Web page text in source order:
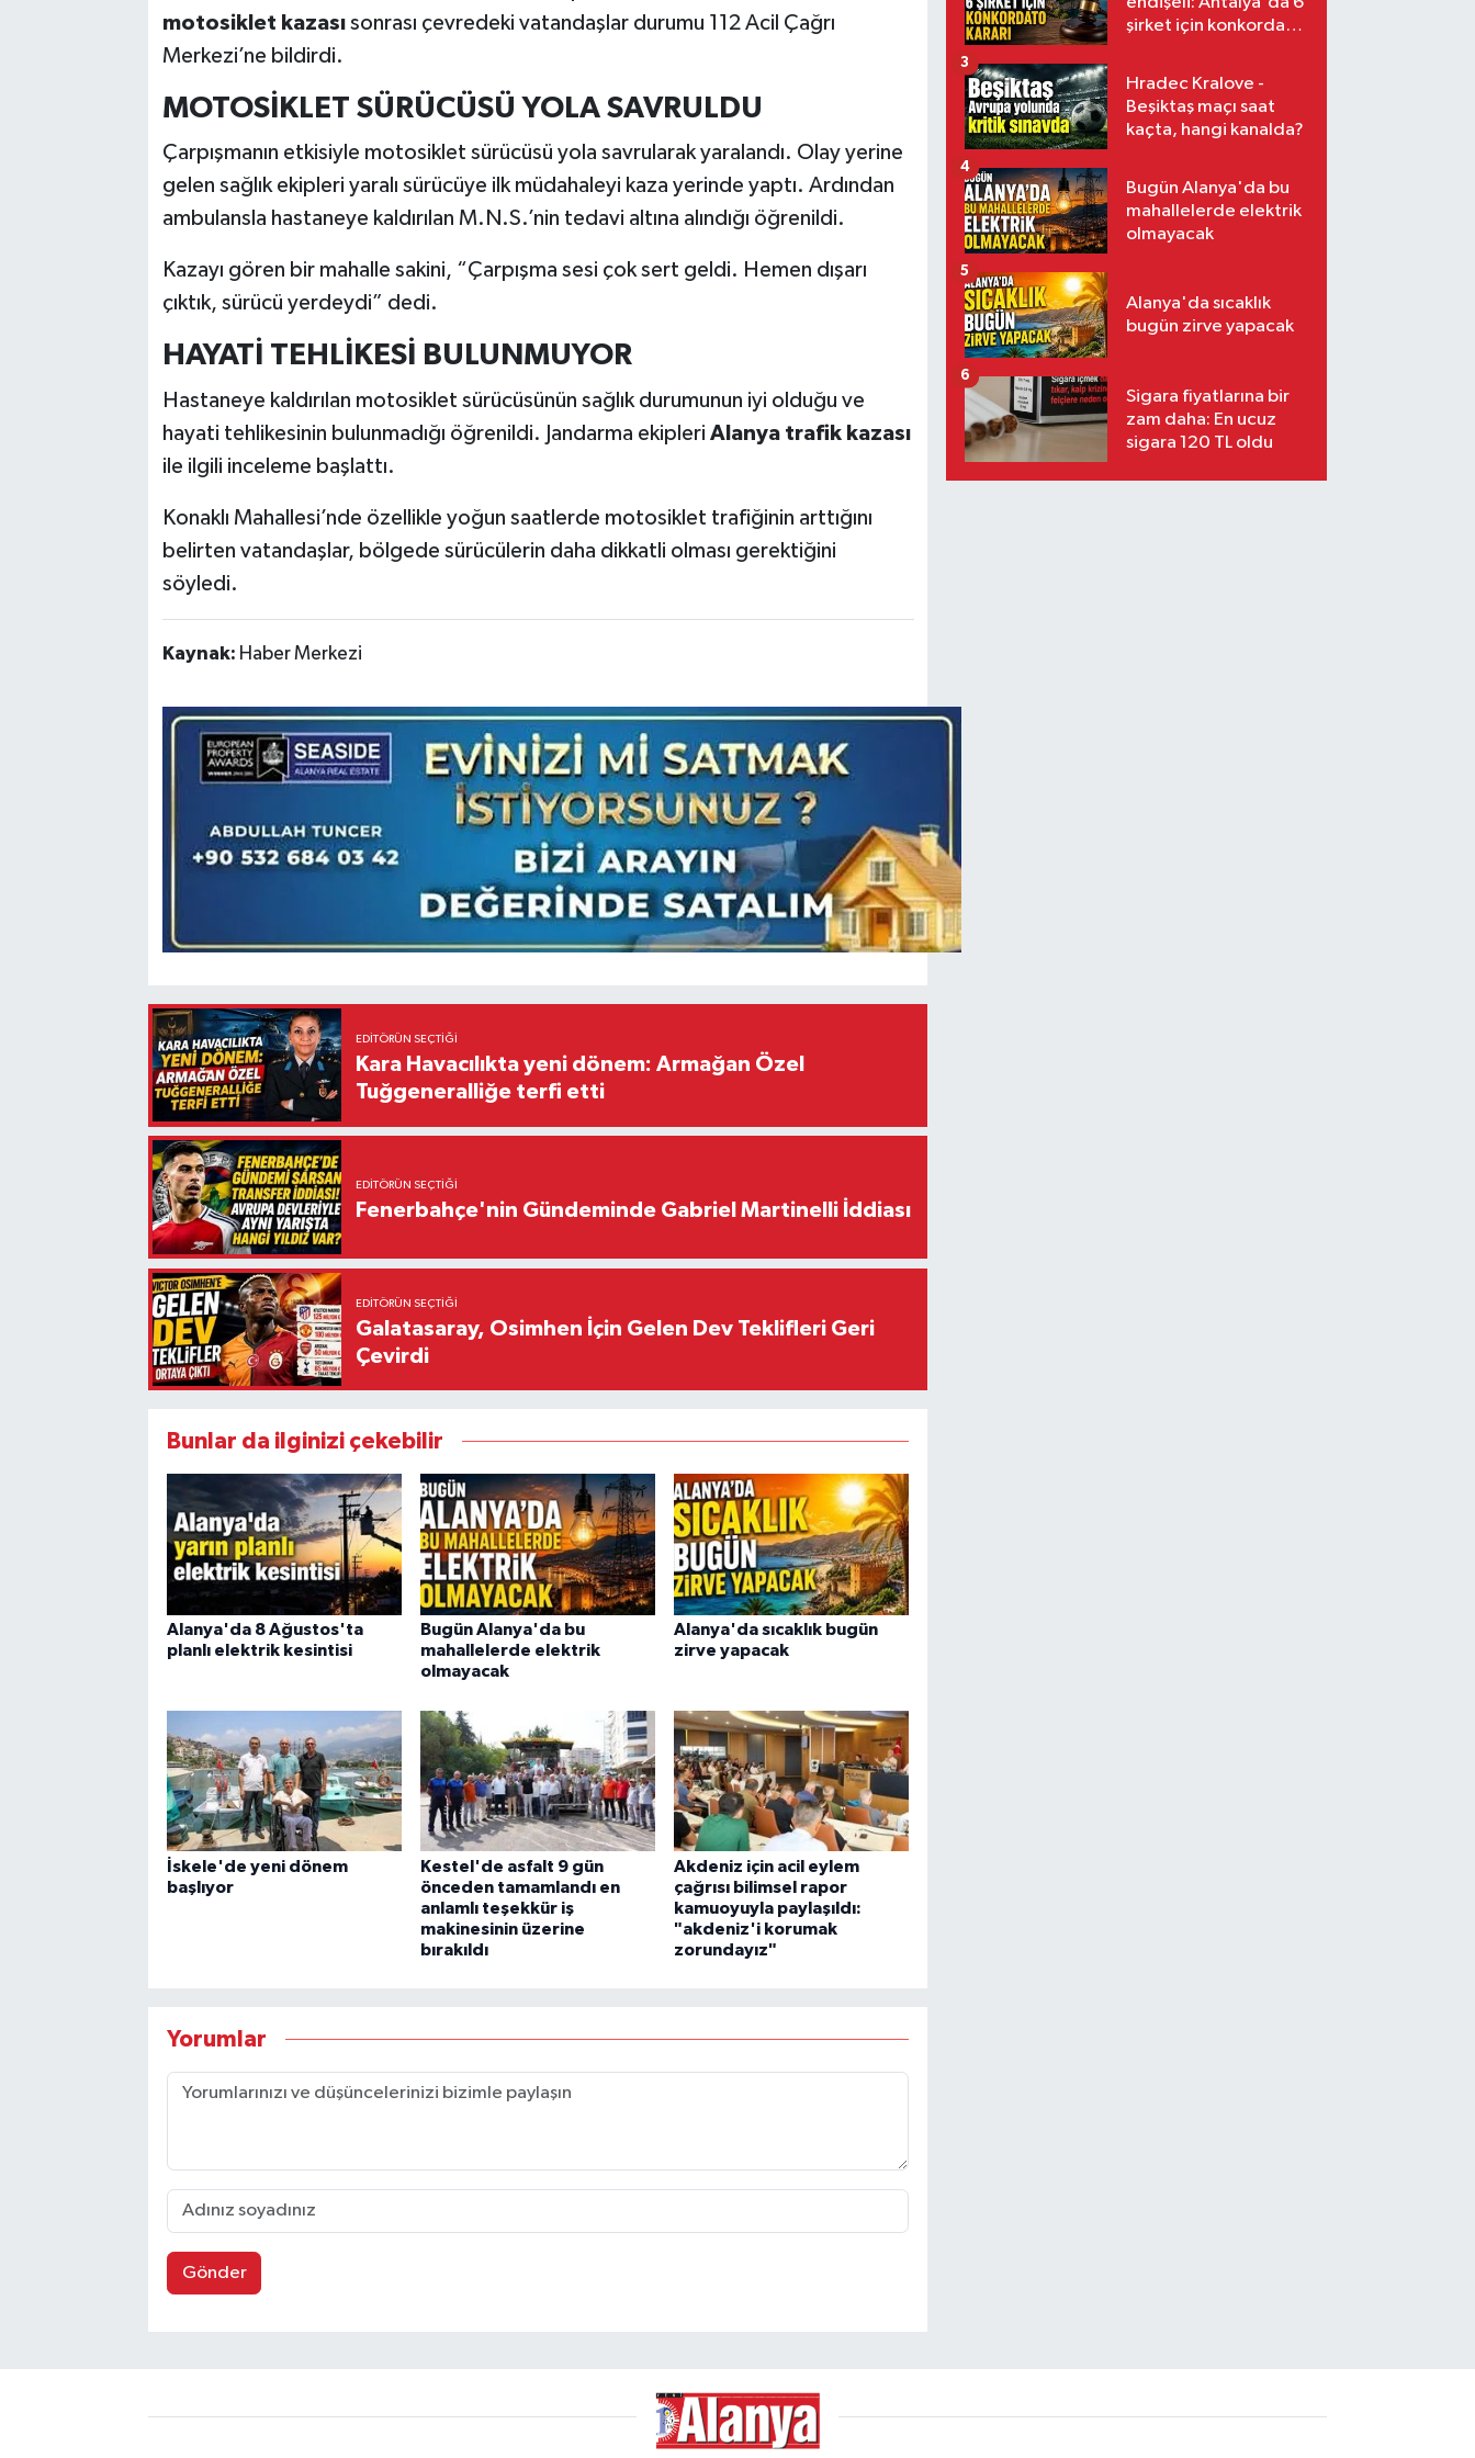
motosiklet kazasısonrası çevredeki vatandaşlar durumu 112 Acil Çağrı
Merkezi’ne bildirdi.
MOTOSİKLET SÜRÜCÜSÜ YOLA SAVRULDU
Çarpışmanın etkisiyle motosiklet sürücüsü yola savrularak yaralandı. Olay yerine
gelen sağlık ekipleri yaralı sürücüye ilk müdahaleyi kaza yerinde yaptı. Ardından
ambulansla hastaneye kaldırılan M.N.S.’nin tedavi altına alındığı öğrenildi.
Kazayı gören bir mahalle sakini, “Çarpışma sesi çok sert geldi. Hemen dışarı
çıktık, sürücü yerdeydi” dedi.
HAYATİ TEHLİKESİ BULUNMUYOR
Hastaneye kaldırılan motosiklet sürücüsünün sağlık durumunun iyi olduğu ve
hayati tehlikesinin bulunmadığı öğrenildi. Jandarma ekipleri Alanya trafik kazası
ile ilgili inceleme başlattı.
Konaklı Mahallesi’nde özellikle yoğun saatlerde motosiklet trafiğinin arttığını
belirten vatandaşlar, bölgede sürücülerin daha dikkatli olması gerektiğini
söyledi.
Kaynak: Haber Merkezi
EDITÖRÜN SEÇTIĞI
Kara Havacılıkta yeni dönem: Armağan Özel
Tuğgeneralliğe terfi etti
EDITÖRÜN SEÇTIĞI
Fenerbahçe'nin Gündeminde Gabriel Martinelli İddiası
EDITÖRÜN SEÇTIĞI
Galatasaray, Osimhen İçin Gelen Dev Teklifleri Geri
Çevirdi
Bunlar da ilginizi çekebilir
Alanya'da 8 Ağustos'ta
planlı elektrik kesintisi
Bugün Alanya'da bu
mahallelerde elektrik
olmayacak
Alanya'da sıcaklık bugün
zirve yapacak
İskele'de yeni dönem
başlıyor
Kestel'de asfalt 9 gün
önceden tamamlandı en
anlamlı teşekkür iş
makinesinin üzerine
bırakıldı
Akdeniz için acil eylem
çağrısı bilimsel rapor
kamuoyuyla paylaşıldı:
"akdeniz'i korumak
zorundayız"
Yorumlar
Gönder
şirket için konkordato
Hradec Kralove -
Beşiktaş maçı saat
kaçta, hangi kanalda?
3
Bugün Alanya'da bu
mahallelerde elektrik
olmayacak
4
Alanya'da sıcaklık
bugün zirve yapacak
5
Sigara fiyatlarına bir
zam daha: En ucuz
sigara 120 TL oldu
6